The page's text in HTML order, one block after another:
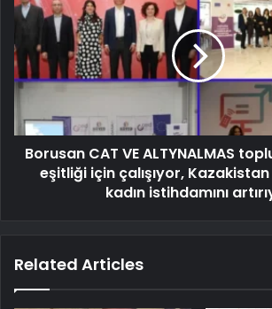
Borusan CAT VE ALTYNALMAS
eşitliği için çalışıyor,
kadın istihdamını
Related Articles